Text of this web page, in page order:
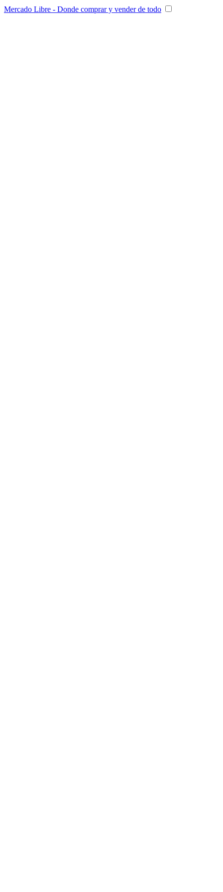
Mercado Libre - Donde comprar y vender de todo